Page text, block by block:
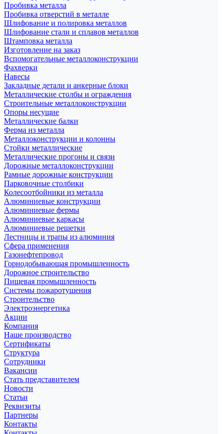
Пробивка металла
Пробивка отверстий в металле
Шлифование и полировка металлов
Шлифование стали и сплавов металлов
Штамповка металла
Изготовление на заказ
Вспомогательные металлоконструкции
Фахверки
Навесы
Закладные детали и анкерные блоки
Металлические столбы и ограждения
Строительные металлоконструкции
Опоры несущие
Металлические балки
Ферма из металла
Металлоконструкции и колонны
Стойки металлические
Металлические прогоны и связи
Дорожные металлоконструкции
Рамные дорожные конструкции
Парковочные столбики
Колесоотбойники из металла
Алюминиевые конструкции
Алюминиевые фермы
Алюминиевые каркасы
Алюминиевые решетки
Лестницы и трапы из алюминия
Сфера применения
Газонефтепровод
Горнодобывающая промышленность
Дорожное строительство
Пищевая промышленность
Системы пожаротушения
Строительство
Электроэнергетика
Акции
Компания
Наше производство
Сертификаты
Структура
Сотрудники
Вакансии
Стать представителем
Новости
Статьи
Реквизиты
Партнеры
Контакты